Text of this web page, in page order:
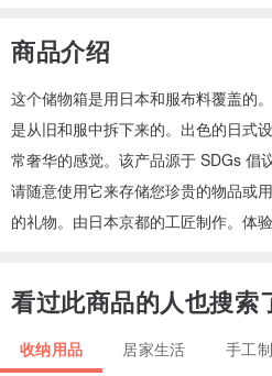
商品介绍
这个储物箱是用日本和服布料覆盖的
是从旧和服中拆下来的。出色的日式
常奢华的感觉。该产品源于 SDGs 倡
请随意使用它来存储您珍贵的物品或
的礼物。由日本京都的工匠制作。体
看过此商品的人也搜索
收纳用品 居家生活 手工